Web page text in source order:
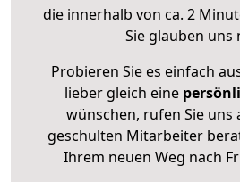
die innerhalb von ca. 2
Sie glauben uns
Probieren Sie es einfach
lieber gleich eine
wünschen, rufen Sie uns
geschulten Mitarbeiter
Ihrem neuen Weg nach